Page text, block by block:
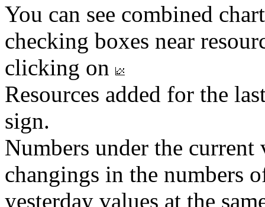
You can see combined
checking boxes near
clicking on
Resources added for the
sign.
Numbers under the
changings in the numbers
yesterday values at the